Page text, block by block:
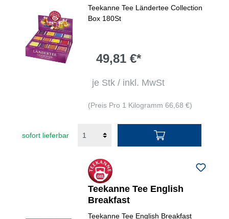
Teekanne Tee Ländertee Collection
Box 180St
49,81 €*
je Stk / inkl. MwSt
(Preis Pro 1 Kilogramm 66,68 €)
sofort lieferbar
Teekanne Tee English
Breakfast
Teekanne Tee English Breakfast